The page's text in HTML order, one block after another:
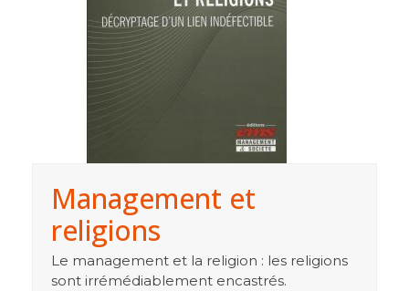
Management et
religions
Le management et la religion : les religions
sont irrémédiablement encastrés.